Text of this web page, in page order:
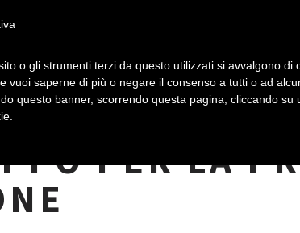
A
V
G
PER LA
o gli strumenti terzi da questo utilizzati si avvalgono
vuoi saperne di più o negare il consenso a tutti o ad
questo banner, scorrendo questa pagina, cliccando